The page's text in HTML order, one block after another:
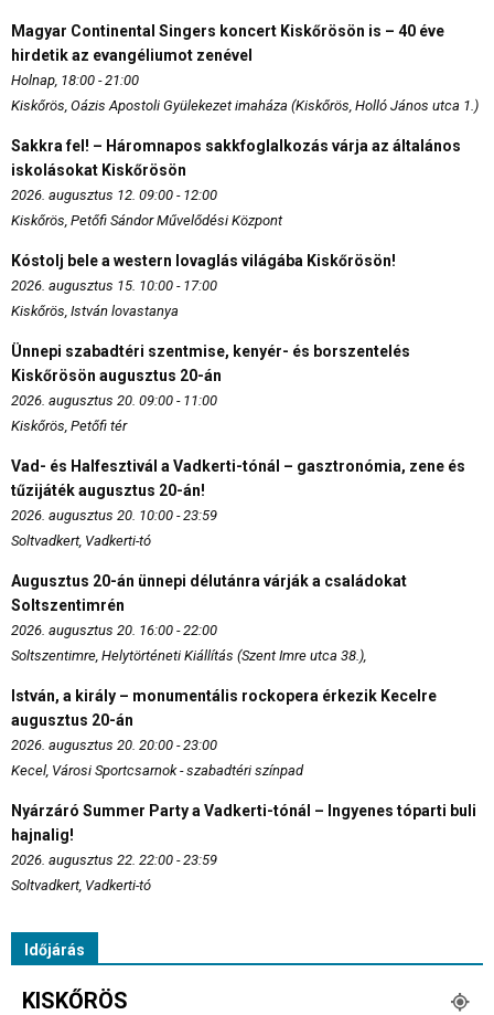
Magyar Continental Singers koncert Kiskőrösön is – 40 éve
hirdetik az evangéliumot zenével
Holnap, 18:00 - 21:00
Kiskőrös, Oázis Apostoli Gyülekezet imaháza (Kiskőrös, Holló János utca 1.)
Sakkra fel! – Háromnapos sakkfoglalkozás várja az általános
iskolásokat Kiskőrösön
2026. augusztus 12. 09:00 - 12:00
Kiskőrös, Petőfi Sándor Művelődési Központ
Kóstolj bele a western lovaglás világába Kiskőrösön!
2026. augusztus 15. 10:00 - 17:00
Kiskőrös, István lovastanya
Ünnepi szabadtéri szentmise, kenyér- és borszentelés
Kiskőrösön augusztus 20-án
2026. augusztus 20. 09:00 - 11:00
Kiskőrös, Petőfi tér
Vad- és Halfesztivál a Vadkerti-tónál – gasztronómia, zene és
tűzijáték augusztus 20-án!
2026. augusztus 20. 10:00 - 23:59
Soltvadkert, Vadkerti-tó
Augusztus 20-án ünnepi délutánra várják a családokat
Soltszentimrén
2026. augusztus 20. 16:00 - 22:00
Soltszentimre, Helytörténeti Kiállítás (Szent Imre utca 38.),
István, a király – monumentális rockopera érkezik Kecelre
augusztus 20-án
2026. augusztus 20. 20:00 - 23:00
Kecel, Városi Sportcsarnok - szabadtéri színpad
Nyárzáró Summer Party a Vadkerti-tónál – Ingyenes tóparti buli
hajnalig!
2026. augusztus 22. 22:00 - 23:59
Soltvadkert, Vadkerti-tó
Időjárás
KISKŐRÖS